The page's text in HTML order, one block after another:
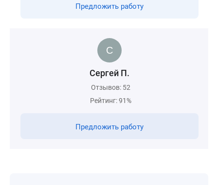
Предложить работу
Сергей П.
Отзывов: 52
Рейтинг: 91%
Предложить работу